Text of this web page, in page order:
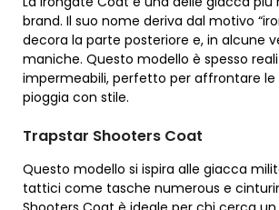
brand. Il suo nome deriva dal motivo
decora la parte posteriore e, in alcune
maniche. Questo modello è spesso
impermeabili, perfetto per affrontare le
pioggia con stile.
Trapstar Shooters Coat
Questo modello si ispira alle giacca
tattici come tasche numerous e